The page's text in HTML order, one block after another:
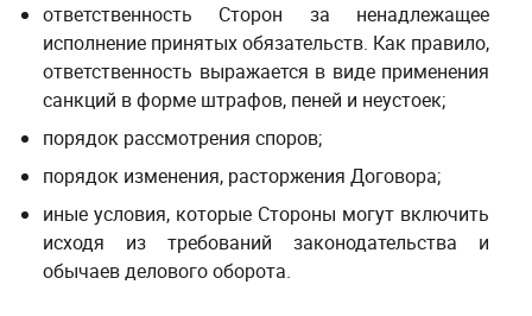
ответственность Сторон за ненадлежащее
исполнение принятых обязательств. Как правило,
ответственность выражается в виде применения
санкций в форме штрафов, пеней и неустоек;
порядок рассмотрения споров;
порядок изменения, расторжения Договора;
иные условия, которые Стороны могут включить
исходя из требований законодательства и
обычаев делового оборота.